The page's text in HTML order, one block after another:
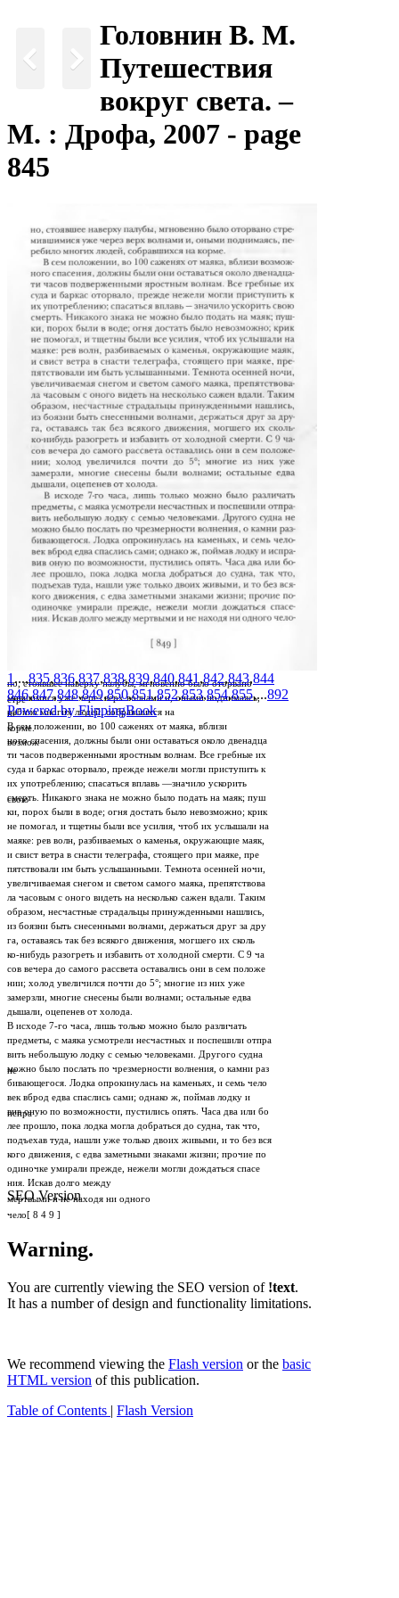
Головнин В. М.
Путешествия
вокруг света. –
М. : Дрофа, 2007 - page
845
но, стоявшее наверху палубы, мгновенно было оторвано
стре­
мившимися уже через верх волнами и, оными поднимаясь,
пе­
ребило многих людей, собравшихся на
корме.
В сем положении, во 100 саженях от маяка, вблизи
возмож­
ного спасения, должны были они оставаться около двенадца­
ти часов подверженными яростным волнам. Все гребные их
суда и баркас оторвало, прежде нежели могли приступить к
их употреблению; спасаться вплавь —значило ускорить
свою
смерть. Никакого знака не можно было подать на маяк; пуш­
ки, порох были в воде; огня достать было невозможно; крик
не помогал, и тщетны были все усилия, чтоб их услышали на
маяке: рев волн, разбиваемых о каменья, окружающие маяк,
и свист ветра в снасти телеграфа, стоящего при маяке, пре­
пятствовали им быть услышанными. Темнота осенней ночи,
увеличиваемая снегом и светом самого маяка, препятствова­
ла часовым с оного видеть на несколько сажен вдали. Таким
образом, несчастные страдальцы принужденными нашлись,
из боязни быть снесенными волнами, держаться друг за дру­
га, оставаясь так без всякого движения, могшего их сколь­
ко-нибудь разогреть и избавить от холодной смерти. С 9 ча­
сов вечера до самого рассвета оставались они в сем положе­
нии; холод увеличился почти до 5°; многие из них уже
замерзли, многие снесены были волнами; остальные едва
дышали, оцепенев от холода.
В исходе 7-го часа, лишь только можно было различать
предметы, с маяка усмотрели несчастных и поспешили отпра­
вить небольшую лодку с семью человеками. Другого судна
не
можно было послать по чрезмерности волнения, о камни раз­
бивающегося. Лодка опрокинулась на каменьях, и семь чело­
век вброд едва спаслись сами; однако ж, поймав лодку и
испра­
вив оную по возможности, пустились опять. Часа два или бо­
лее прошло, пока лодка могла добраться до судна, так что,
подъехав туда, нашли уже только двоих живыми, и то без вся­
кого движения, с едва заметными знаками жизни; прочие по­
одиночке умирали прежде, нежели могли дождаться спасе­
ния. Искав долго между
мертвыми и не находя ни одного
чело[ 8 4 9 ]
SEO Version
Warning.
You are currently viewing the SEO version of !text.
It has a number of design and functionality limitations.
We recommend viewing the Flash version or the basic
HTML version of this publication.
Table of Contents | Flash Version
1 ...,835,836,837,838,839,840,841 ,842,843,844
846,847,848,849,850,851,852,853,854,855,...892
Powered by FlippingBook